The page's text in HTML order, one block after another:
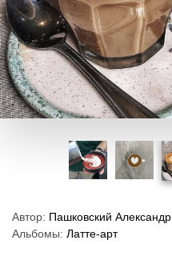
Автор: Пашковский Александр
Альбомы: Латте-арт